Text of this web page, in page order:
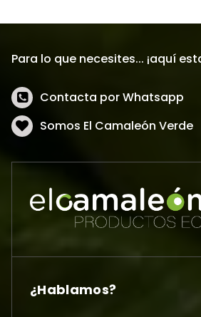
Para lo que necesites... ¡aquí
Contacta por Whatsapp
Somos El Camaleón Verde
¿Hablamos?